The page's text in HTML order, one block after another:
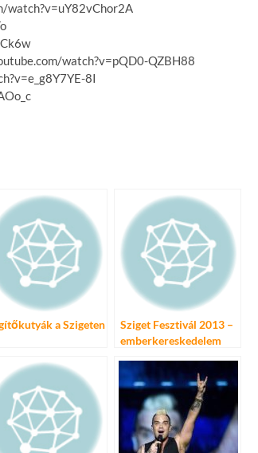
watch?v=uY82vChor2A
watch?v=pQD0-QZBH88
8I
a Szigeten
Sziget Fesztivál 2013 –
emberkereskedelem
Szigeten